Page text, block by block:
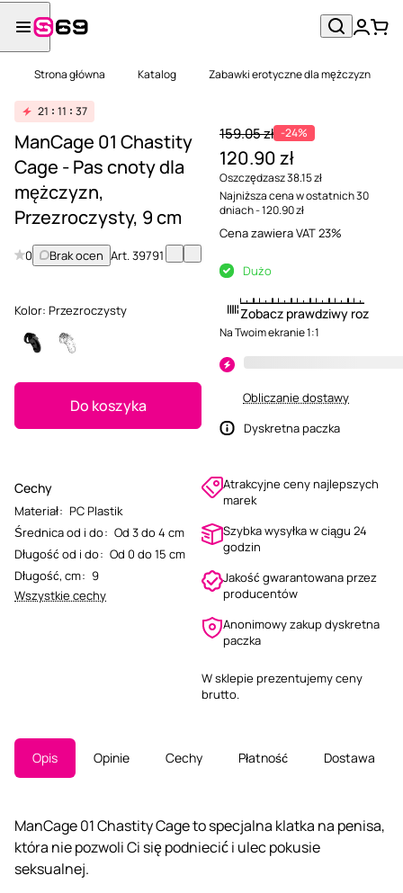
Strona główna Katalog Zabawki erotyczne dla mężczyzn
21 11 37
ManCage 01 Chastity
Cage - Pas cnoty dla
mężczyzn,
Przezroczysty, 9 cm
0 Brak ocen Art.39791
Kolor: Przezroczysty
Do koszyka
Cechy
Materiał: PC Plastik
Średnica od i do: Od 3 do 4 cm
Długość od i do: Od 0 do 15 cm
Długość, cm: 9
Wszystkie cechy
159.05 zł -24%
120.90 zł
Oszczędzasz 38.15 zł
Najniższa cena w ostatnich 30
dniach - 120.90 zł
Cena zawiera VAT 23%
Dużo
Zobacz prawdziwy rozmiar
Na Twoim ekranie 1:1
Obliczanie dostawy
Dyskretna paczka
Atrakcyjne ceny najlepszych
marek
Szybka wysyłka w ciągu 24
godzin
Jakość gwarantowana przez
producentów
Anonimowy zakup dyskretna
paczka
W sklepie prezentujemy ceny
brutto.
Opis Opinie Cechy Płatność Dostawa
ManCage 01 Chastity Cage to specjalna klatka na penisa,
która nie pozwoli Ci się podniecić i ulec pokusie
seksualnej.